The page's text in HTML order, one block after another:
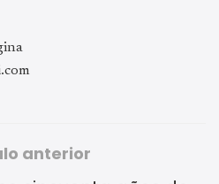
anterior